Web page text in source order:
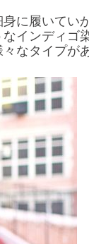
に履いてい
インディゴ
なタイプが